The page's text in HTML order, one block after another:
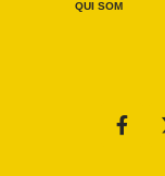
QUI SOM